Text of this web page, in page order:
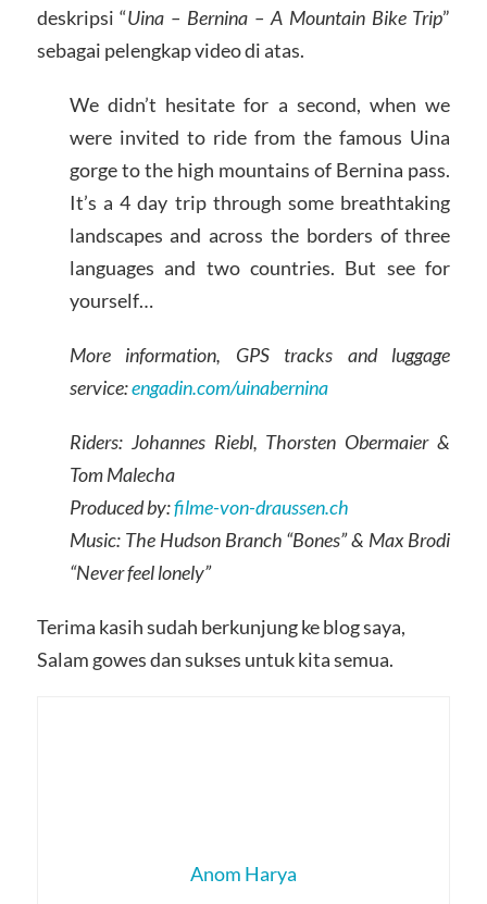
deskripsi “Uina – Bernina – A Mountain Bike Trip”
sebagai pelengkap video di atas.
We didn’t hesitate for a second, when we
were invited to ride from the famous Uina
gorge to the high mountains of Bernina pass.
It’s a 4 day trip through some breathtaking
landscapes and across the borders of three
languages and two countries. But see for
yourself…
More information, GPS tracks and luggage
service:engadin.com/uinabernina
Riders: Johannes Riebl, Thorsten Obermaier &
Tom Malecha
Produced by:filme-von-draussen.ch
Music: The Hudson Branch “Bones” & Max Brodi
“Never feel lonely”
Terima kasih sudah berkunjung ke blog saya,
Salam gowes dan sukses untuk kita semua.
Anom Harya